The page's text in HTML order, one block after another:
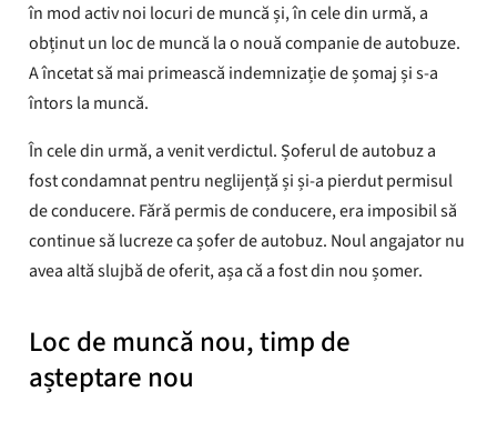
în mod activ noi locuri de muncă și, în cele din urmă, a
obținut un loc de muncă la o nouă companie de autobuze.
A încetat să mai primească indemnizație de șomaj și s-a
întors la muncă.
În cele din urmă, a venit verdictul. Șoferul de autobuz a
fost condamnat pentru neglijență și și-a pierdut permisul
de conducere. Fără permis de conducere, era imposibil să
continue să lucreze ca șofer de autobuz. Noul angajator nu
avea altă slujbă de oferit, așa că a fost din nou șomer.
Loc de muncă nou, timp de
așteptare nou